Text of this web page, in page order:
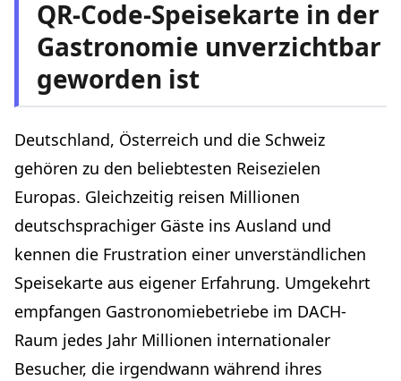
Automatische Spracherkennung
Fotos der Gerichte
Piktogramme für Allergene und Ernährungsformen
Hervorhebung margenstarker Gerichte
Saisonalität managen: Die Hauptsaison vorbereiten
Der ideale Vorbereitungskalender
Die Speisekarte an saisonale Besonderheiten
anpassen
Rechtliche und regulatorische Aspekte
Die Pflicht zur Allergeninformation
Die Preisauszeichnung
Die Angabe der Fleischherkunft
Erfahrungsberichte: Was Gastronomen in der Praxis
feststellen
QR-Code-Speisekarte in der
Gastronomie unverzichtbar
geworden ist
Deutschland, Österreich und die Schweiz
gehören zu den beliebtesten Reisezielen
Europas. Gleichzeitig reisen Millionen
deutschsprachiger Gäste ins Ausland und
kennen die Frustration einer unverständlichen
Speisekarte aus eigener Erfahrung. Umgekehrt
empfangen Gastronomiebetriebe im DACH-
Raum jedes Jahr Millionen internationaler
Besucher, die irgendwann während ihres